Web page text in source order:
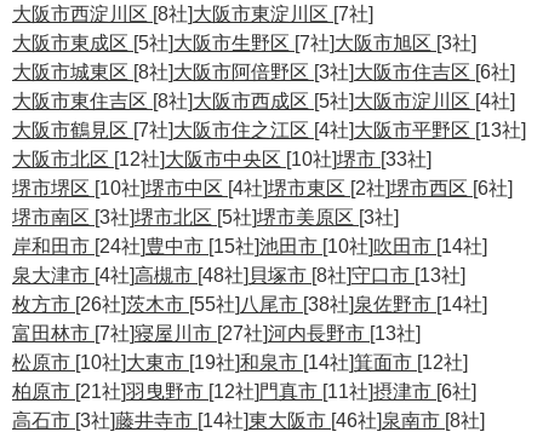
大阪市西淀川区 [8社]大阪市東淀川区 [7社]
大阪市東成区 [5社]大阪市生野区 [7社]大阪市旭区 [3社]
大阪市城東区 [8社]大阪市阿倍野区 [3社]大阪市住吉区 [6社]
大阪市東住吉区 [8社]大阪市西成区 [5社]大阪市淀川区 [4社]
大阪市鶴見区 [7社]大阪市住之江区 [4社]大阪市平野区 [13社]
大阪市北区 [12社]大阪市中央区 [10社]堺市 [33社]
堺市堺区 [10社]堺市中区 [4社]堺市東区 [2社]堺市西区 [6社]
堺市南区 [3社]堺市北区 [5社]堺市美原区 [3社]
岸和田市 [24社]豊中市 [15社]池田市 [10社]吹田市 [14社]
泉大津市 [4社]高槻市 [48社] 貝塚市 [8社]守口市 [13社]
枚方市 [26社]茨木市 [55社] 八尾市 [38社]泉佐野市 [14社]
富田林市 [7社]寝屋川市 [27社]河内長野市 [13社]
松原市 [10社]大東市 [19社]和泉市 [14社]箕面市 [12社]
柏原市 [21社]羽曳野市 [12社] 門真市 [11社]摂津市 [6社]
高石市 [3社]藤井寺市 [14社]東大阪市 [46社]泉南市 [8社]